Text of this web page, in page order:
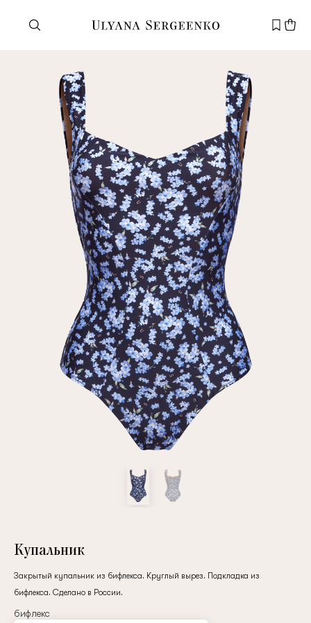
Нужна помощь?
Служба поддержки
+7 495 105 70 25
support@ulyanasergeenko.com
Новый
клиент
Электронная почта
Повтор пароля
Дата рождения
Подписаться на обновления
Нажимая на кнопку "Регистрация", вы соглашаетесь с
политики конфиденциальности
Зарегистрированный
Купальник
Закрытый купальник из бифлекса. Круглый вырез. Подкладка из
бифлекса. Сделано в России.
бифлекс